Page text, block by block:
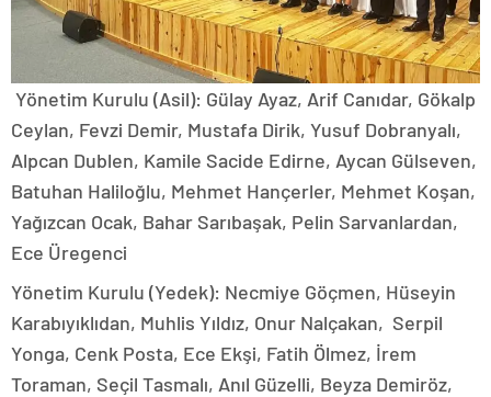
Yönetim Kurulu (Asil): Gülay Ayaz, Arif Canıdar, Gökalp
Ceylan, Fevzi Demir, Mustafa Dirik, Yusuf Dobranyalı,
Alpcan Dublen, Kamile Sacide Edirne, Aycan Gülseven,
Batuhan Haliloğlu, Mehmet Hançerler, Mehmet Koşan,
Yağızcan Ocak, Bahar Sarıbaşak, Pelin Sarvanlardan,
Ece Üregenci
Yönetim Kurulu (Yedek): Necmiye Göçmen, Hüseyin
Karabıyıklıdan, Muhlis Yıldız, Onur Nalçakan, Serpil
Yonga, Cenk Posta, Ece Ekşi, Fatih Ölmez, İrem
Toraman, Seçil Tasmalı, Anıl Güzelli, Beyza Demiröz,